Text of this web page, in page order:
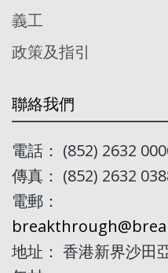
義工
政策及指引
聯絡我們
電話： (852) 2632
傳真： (852) 2632
電郵：
地址： 香港新界沙田